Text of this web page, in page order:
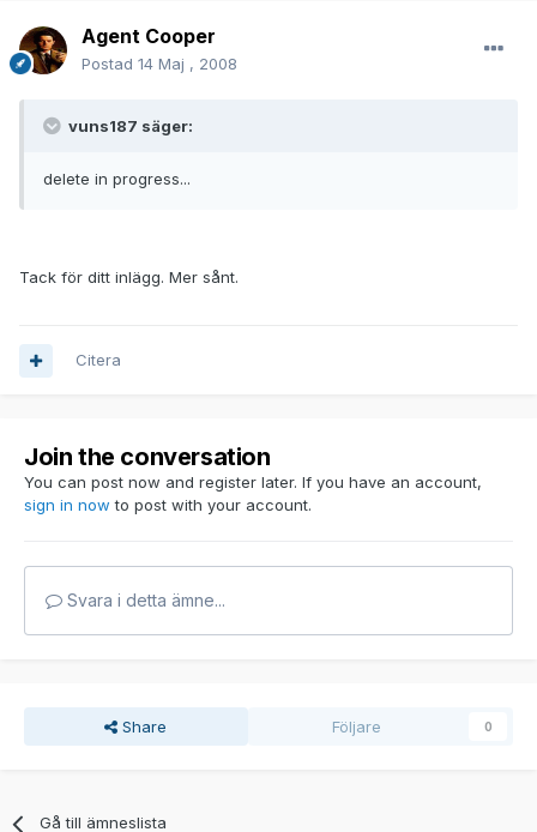
Agent Cooper
Postad 14 Maj , 2008
vuns187 säger:
delete in progress...
Tack för ditt inlägg. Mer sånt.
Citera
Join the conversation
You can post now and register later. If you have an account,
sign in now to post with your account.
Svara i detta ämne...
Share Följare 0
Gå till ämneslista